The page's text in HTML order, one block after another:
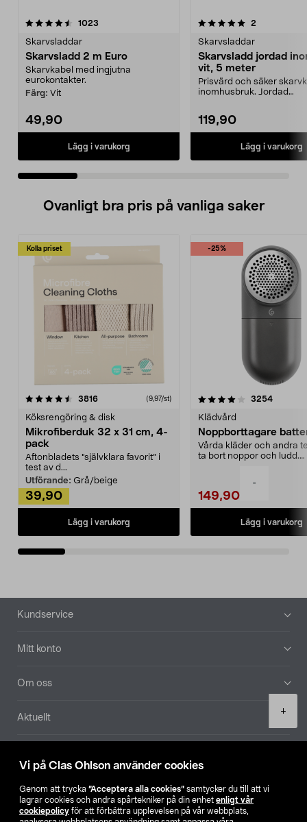
Vi på Clas Ohlson använder cookies
Genom att trycka ”Acceptera alla cookies” samtycker du till att vi
lagrar cookies och andra spårtekniker på din enhet enligt vår
cookiepolicy för att förbättra upplevelsen på vår webbplats,
-
+
1023
Skarvsladdar
Skarvsladd 2 m Euro
Skarvkabel med ingjutna
eurokontakter.
Färg: Vit
49,90
Lägg i varukorg
5.0 av 5 stjärnor 2
Skarvsladdar
Skarvsladd jordad
vit, 5 meter
Prisvärd och säker
inomhusbruk. Jordad
119,90
Lägg i varukorg
4.5 av 5 stjärnor
Ovanligt bra pris på vanliga saker
Kolla priset
3816recensioner (9,97/st)
Köksrengöring & disk
Mikrofiberduk 32 x 31 cm, 4-
pack
Aftonbladets "självklara favorit” i
test av d...
Utförande: Grå/beige
39,90
Lägg i varukorg
-25%
4.0av 5 stjärnor 3254
Klädvård
Noppborttagare
Vårda kläder och andra
ta bort noppor och ludd.
149,90
Lägg i varukorg
4.5av 5 stjärnor
Sidfot
Kundservice
Mitt konto
Om oss
Aktuellt
Hitta butik
SE NO FI